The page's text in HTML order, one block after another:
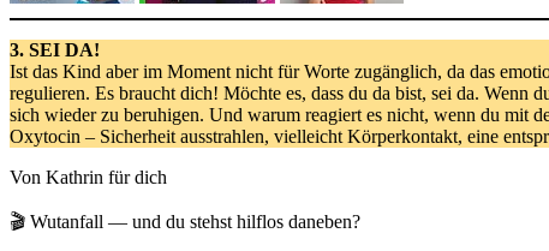
3. SEI DA!
Ist das Kind aber im Moment nicht für Worte zugänglich, da das
regulieren. Es braucht dich! Möchte es, dass du da bist, sei da. Wenn
sich wieder zu beruhigen. Und warum reagiert es nicht, wenn du mit
Oxytocin – Sicherheit ausstrahlen, vielleicht Körperkontakt, eine
Von Kathrin für dich
🎬 Wutanfall — und du stehst hilflos daneben?